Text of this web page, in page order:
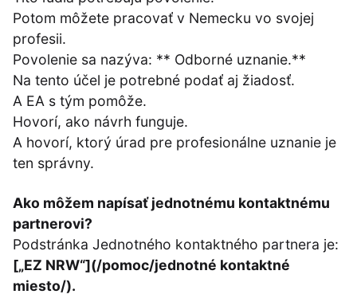
Potom môžete pracovať v Nemecku vo svojej
profesii.
Povolenie sa nazýva: ** Odborné uznanie.**
Na tento účel je potrebné podať aj žiadosť.
A EA s tým pomôže.
Hovorí, ako návrh funguje.
A hovorí, ktorý úrad pre profesionálne uznanie je
ten správny.
Ako môžem napísať jednotnému kontaktnému
partnerovi?
Podstránka Jednotného kontaktného partnera je:
[„EZ NRW“](/pomoc/jednotné kontaktné
miesto/).